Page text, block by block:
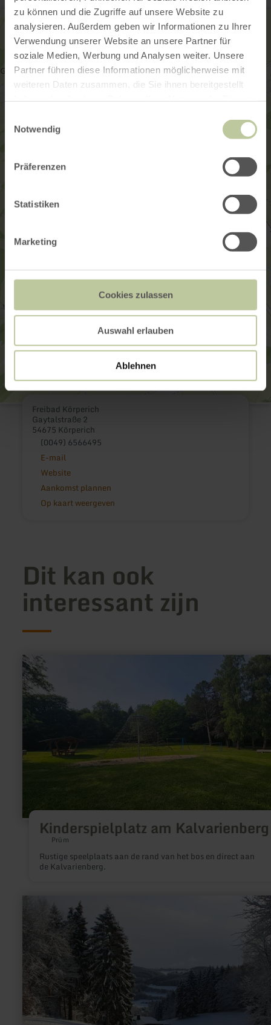
zu können und die Zugriffe auf unsere Website zu
analysieren. Außerdem geben wir Informationen zu Ihrer
Verwendung unserer Website an unsere Partner für
soziale Medien, Werbung und Analysen weiter. Unsere
Partner führen diese Informationen möglicherweise mit
weiteren Daten zusammen, die Sie ihnen bereitgestellt
Notwendig
Präferenzen
Statistiken
Marketing
Cookies zulassen
Auswahl erlauben
Ablehnen
Freibad Körperich
Gaytalstraße 2
54675 Körperich
(0049) 6566495
E-mail
Website
Aankomst plannen
Op kaart weergeven
Dit kan ook
interessant zijn
Kinderspielplatz am Kalvarienberg
Prüm
Rustige speelplaats aan de rand van het bos en direct aan
de Kalvarienberg.
meer
informatie
over:
Kinderspielplatz
am
Kalvarienberg
informatie
over:
Skigebied
Wolfsschlucht